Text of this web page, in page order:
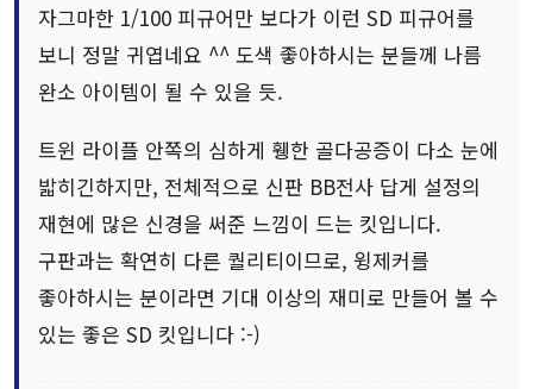
자그마한 1/100 피규어만 보다가 이런 SD 피규어를
보니 정말 귀엽네요 ^^ 도색 좋아하시는 분들께 나름
완소 아이템이 될 수 있을 듯.
트윈 라이플 안쪽의 심하게 휑한 골다공증이 다소 눈에
밟히긴하지만, 전체적으로 신판 BB전사 답게 설정의
재현에 많은 신경을 써준 느낌이 드는 킷입니다.
구판과는 확연히 다른 퀄리티이므로, 윙제커를
좋아하시는 분이라면 기대 이상의 재미로 만들어 볼 수
있는 좋은 SD 킷입니다 :-)